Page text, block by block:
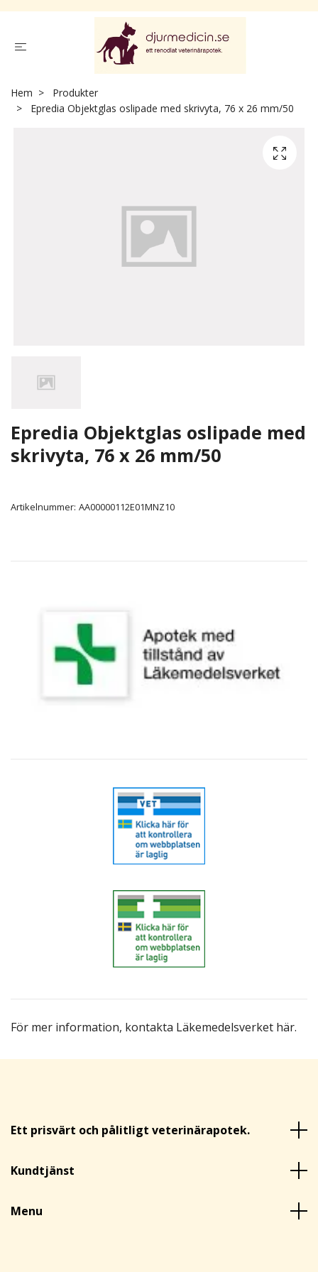
För mer information, kontakta Läkemedelsverket här.
Hem
Produkter
Epredia Objektglas oslipade med skrivyta, 76 x 26 mm/50
Epredia Objektglas oslipade med
skrivyta, 76 x 26 mm/50
Artikelnummer: AA00000112E01MNZ10
Ett prisvärt och pålitligt veterinärapotek.
Kundtjänst
Menu